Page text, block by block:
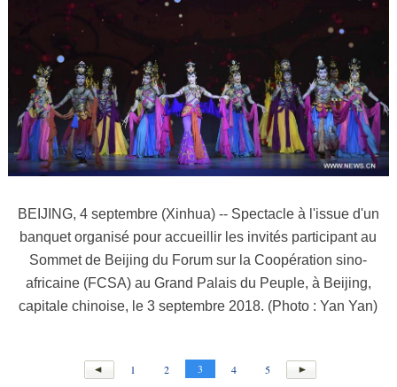
BEIJING, 4 septembre (Xinhua) -- Spectacle à l'issue d'un
banquet organisé pour accueillir les invités participant au
Sommet de Beijing du Forum sur la Coopération sino-
africaine (FCSA) au Grand Palais du Peuple, à Beijing,
capitale chinoise, le 3 septembre 2018. (Photo : Yan Yan)
1 2 3 4 5